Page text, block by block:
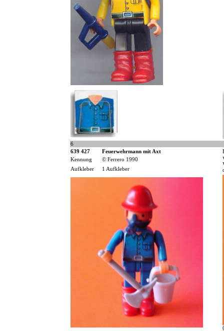
6
639 427
Feuerwehrmann mit Axt
Kennung
© Ferrero 1990
Aufkleber 1 Aufkleber